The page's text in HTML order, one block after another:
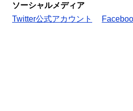
ソーシャルメディア
Twitter公式アカウント